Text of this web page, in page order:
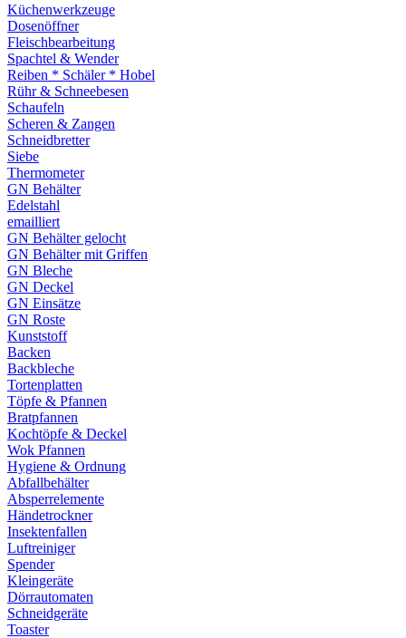
Küchenwerkzeuge
Dosenöffner
Fleischbearbeitung
Spachtel & Wender
Reiben * Schäler * Hobel
Rühr & Schneebesen
Schaufeln
Scheren & Zangen
Schneidbretter
Siebe
Thermometer
GN Behälter
Edelstahl
emailliert
GN Behälter gelocht
GN Behälter mit Griffen
GN Bleche
GN Deckel
GN Einsätze
GN Roste
Kunststoff
Backen
Backbleche
Tortenplatten
Töpfe & Pfannen
Bratpfannen
Kochtöpfe & Deckel
Wok Pfannen
Hygiene & Ordnung
Abfallbehälter
Absperrelemente
Händetrockner
Insektenfallen
Luftreiniger
Spender
Kleingeräte
Dörrautomaten
Schneidgeräte
Toaster